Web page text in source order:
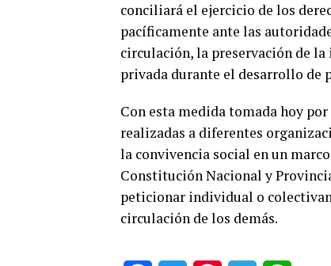
conciliará el ejercicio de los
pacíficamente ante las
circulación, la preservación de
privada durante el desarrollo de
Con esta medida tomada hoy
realizadas a diferentes
la convivencia social en un
Constitución Nacional y
peticionar individual o
circulación de los demás.